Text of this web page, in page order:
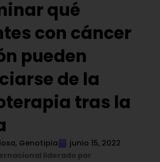
qué
con cáncer
pueden
de la
tras la
Genotipia
junio 15, 2022
liderado por